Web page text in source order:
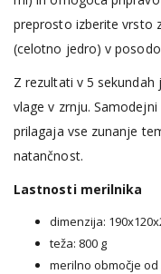
preprosto izberite vrsto
(celotno jedro) v
Z rezultati v 5 sekundah
vlage v zrnju.
prilagaja vse zunanje
natančnost.
Lastnosti merilnika
dimenzija:
teža: 800 g
merilno območje od